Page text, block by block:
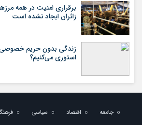
برقراری امنیت در همه
زائران ایجاد نشده است
زندگی بدون حریم
استوری می‌کنیم؟
جامعه اقتصاد سیاسی